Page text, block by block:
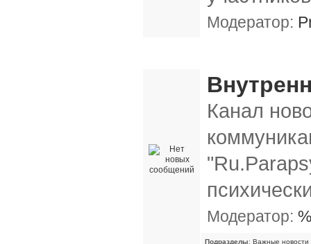
Модератор:
Канал
Модератор:
Подразделы: Важные новости